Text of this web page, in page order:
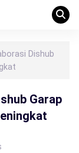
Dishub
Garap